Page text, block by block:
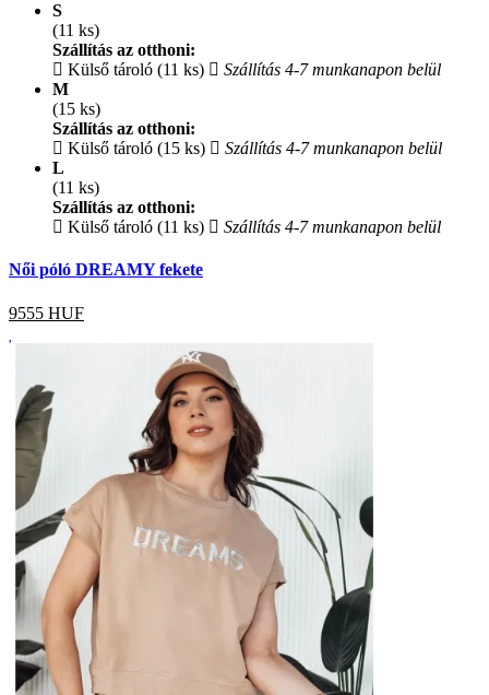
S
(11 ks)
Szállítás az otthoni:
Külső tároló (11 ks)
Szállítás 4-7 munkanapon belül
M
(15 ks)
Szállítás az otthoni:
Külső tároló (15 ks)
Szállítás 4-7 munkanapon belül
L
(11 ks)
Szállítás az otthoni:
Külső tároló (11 ks)
Szállítás 4-7 munkanapon belül
Női póló DREAMY fekete
9555 HUF